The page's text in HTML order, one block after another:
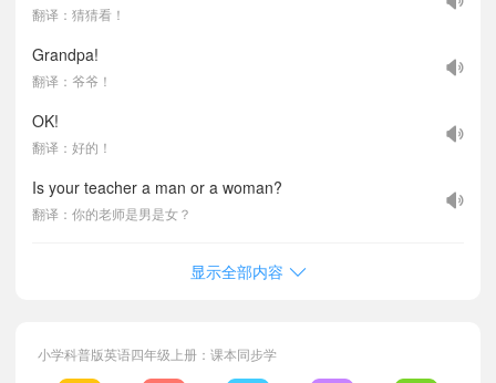
翻译：猜猜看！
Grandpa!
翻译：爷爷！
OK!
翻译：好的！
Is your teacher a man or a woman?
翻译：你的老师是男是女？
显示全部内容
小学科普版英语四年级上册：课本同步学